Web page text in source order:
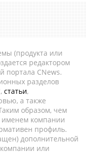
(продукта или
редактором
портала CNews.
разделов
статьи,
а также
образом, чем
именем компании
профиль.
дополнительной
или